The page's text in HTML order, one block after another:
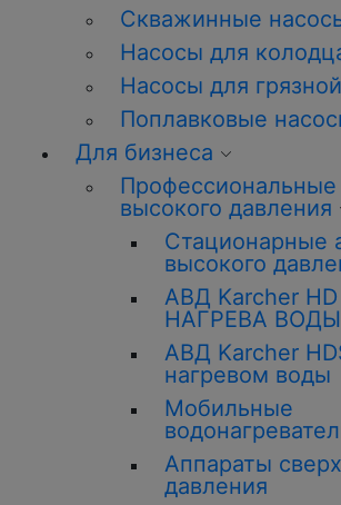
Скважинные
Насосы для
Насосы для
Поплавковые
Для бизнеса
Профессиональные
высокого давления
Стационарные
высокого
АВД Karcher
НАГРЕВА ВОДЫ
АВД Karcher
нагревом воды
Мобильные
Аппараты
давления